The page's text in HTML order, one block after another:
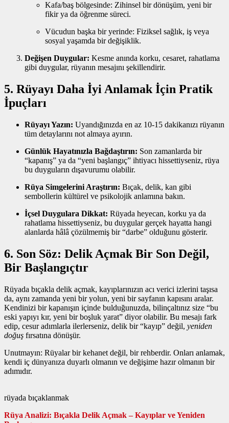
Kafa/baş bölgesinde: Zihinsel bir dönüşüm, yeni bir
fikir ya da öğrenme süreci.
Vücudun başka bir yerinde: Fiziksel sağlık, iş veya
sosyal yaşamda bir değişiklik.
Değişen Duygular: Kesme anında korku, cesaret, rahatlama
gibi duygular, rüyanın mesajını şekillendirir.
5. Rüyayı Daha İyi Anlamak İçin Pratik
İpuçları
Rüyayı Yazın: Uyandığınızda en az 10‑15 dakikanızı rüyanın
tüm detaylarını not almaya ayırın.
Günlük Hayatınızla Bağdaştırın: Son zamanlarda bir
“kapanış” ya da “yeni başlangıç” ihtiyacı hissettiyseniz, rüya
bu duyguların dışavurumu olabilir.
Rüya Simgelerini Araştırın: Bıçak, delik, kan gibi
sembollerin kültürel ve psikolojik anlamına bakın.
İçsel Duygulara Dikkat: Rüyada heyecan, korku ya da
rahatlama hissettiyseniz, bu duygular gerçek hayatta hangi
alanlarda hâlâ çözülmemiş bir “darbe” olduğunu gösterir.
6. Son Söz: Delik Açmak Bir Son Değil,
Bir Başlangıçtır
Rüyada bıçakla delik açmak, kayıplarınızın acı verici izlerini taşısa
da, aynı zamanda yeni bir yolun, yeni bir sayfanın kapısını aralar.
Kendinizi bir kapanışın içinde bulduğunuzda, bilinçaltınız size “bu
eski yapıyı kır, yeni bir boşluk yarat” diyor olabilir. Bu mesajı fark
edip, cesur adımlarla ilerlerseniz, delik bir “kayıp” değil, yeniden
doğuş fırsatına dönüşür.
Unutmayın: Rüyalar bir kehanet değil, bir rehberdir. Onları anlamak,
kendi iç dünyanıza duyarlı olmanın ve değişime hazır olmanın bir
adımıdır.
rüyada bıçaklanmak
Rüya Analizi: Bıçakla Delik Açmak – Kayıplar ve Yeniden